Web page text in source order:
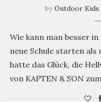
byOutdoor Kids
Wie kann man besser
neue Schule starten
hatte das Glück, die
von KAPTEN & SON